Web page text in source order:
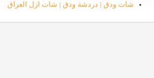
شات ودق | دردشة ودق | شات ازل العراق